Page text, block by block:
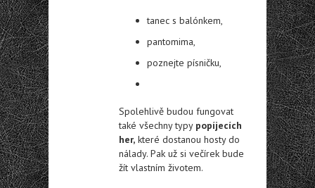
tanec s balónkem,
pantomima,
poznejte písničku,
Spolehlivě budou fungovat
také všechny typy popíjecích
her, které dostanou hosty do
nálady. Pak už si večírek bude
žít vlastním životem.